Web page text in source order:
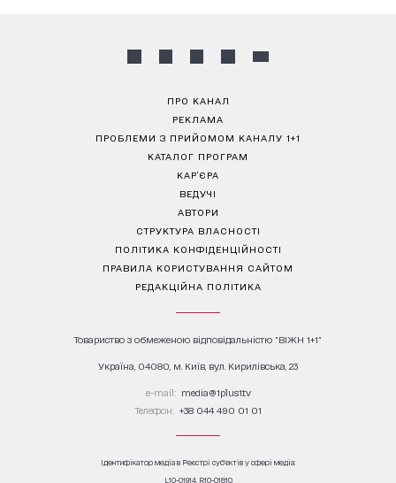
ПРО КАНАЛ
РЕКЛАМА
ПРОБЛЕМИ З ПРИЙОМОМ КАНАЛУ 1+1
КАТАЛОГ ПРОГРАМ
КАР’ЄРА
ВЕДУЧІ
АВТОРИ
СТРУКТУРА ВЛАСНОСТІ
ПОЛІТИКА КОНФІДЕНЦІЙНОСТІ
ПРАВИЛА КОРИСТУВАННЯ САЙТОМ
РЕДАКЦІЙНА ПОЛІТИКА
Товариство з обмеженою відповідальністю "ВІЖН 1+1"
Україна, 04080, м. Київ, вул. Кирилівська, 23
е-mail: media@1plus1.tv
Телефон: +38 044 490 01 01
Ідентифікатор медіа в Реєстрі суб’єктів у сфері медіа:
L10-01914, R10-01810